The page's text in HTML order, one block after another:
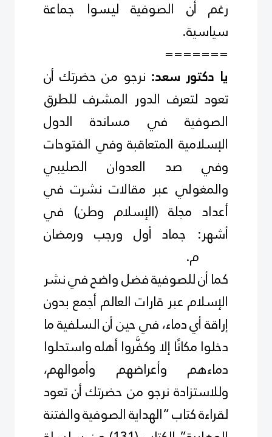
رغم أن الصوفية ليسوا جماعة
سياسية.
=======
يا دكتور سعد: نرجو من حضرتك أن
تعود لتعرف الدور المشرف للطرق
الصوفية في مساندة الدول
الإسلامية المتعاقبة وفي الفتوحات
وفي صد العدوان الصليبي
والمغولي عبر مقالات نشرت في
أعداد مجلة (الإسلام وطن) في
أشهر: جماد أول ورجب ورمضان
.
كما أن للصوفية فضل واضح في نشر
الإسلام عبر قارات العالم أجمع بدون
إراقة أي دماء، في حين أن السلفية ما
دخلوا مكانًا إلا وكفَّروا أهله واستحلوا
دماءهم وأعراضهم وأموالهم،
وللاستزادة نرجو من حضرتك أن تعود
لقراءة كتاب “الهداية الصوفية والفتنة